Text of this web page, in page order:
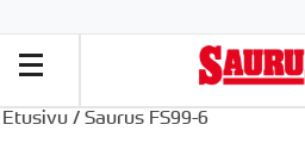
Etusivu / Saurus FS99-6